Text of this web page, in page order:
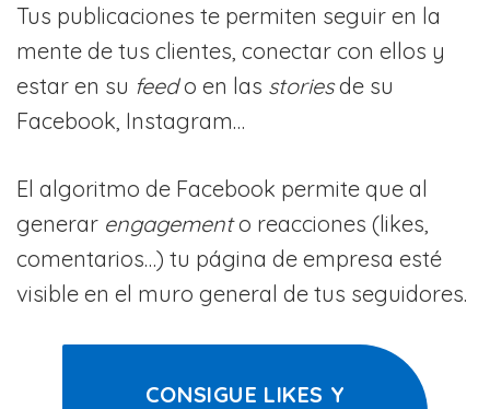
Tus publicaciones te permiten seguir en la
mente de tus clientes, conectar con ellos y
estar en su feedo en las storiesde su
Facebook, Instagram…
El algoritmo de Facebook permite que al
generar engagemento reacciones (likes,
comentarios…) tu página de empresa esté
visible en el muro general de tus seguidores.
CONSIGUE LIKES Y